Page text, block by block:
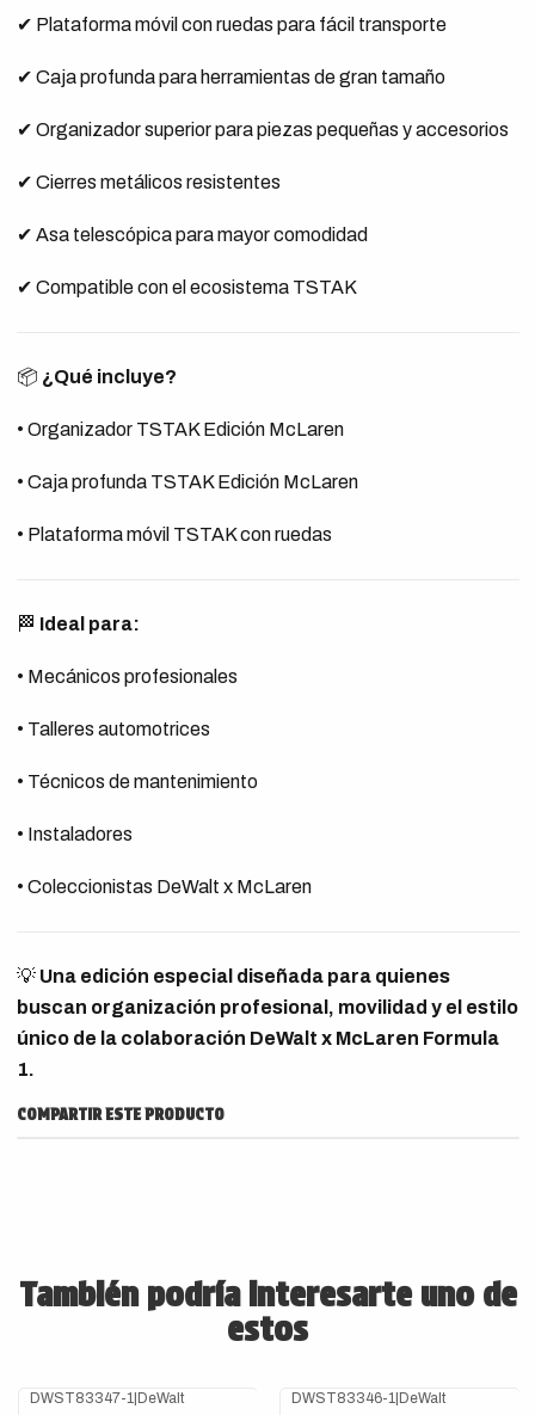
✔ Plataforma móvil con ruedas para fácil transporte
✔ Caja profunda para herramientas de gran tamaño
✔ Organizador superior para piezas pequeñas y accesorios
✔ Cierres metálicos resistentes
✔ Asa telescópica para mayor comodidad
✔ Compatible con el ecosistema TSTAK
📦 ¿Qué incluye?
• Organizador TSTAK Edición McLaren
• Caja profunda TSTAK Edición McLaren
• Plataforma móvil TSTAK con ruedas
🏁 Ideal para:
• Mecánicos profesionales
• Talleres automotrices
• Técnicos de mantenimiento
• Instaladores
• Coleccionistas DeWalt x McLaren
💡 Una edición especial diseñada para quienes
buscan organización profesional, movilidad y el estilo
único de la colaboración DeWalt x McLaren Formula
1.
COMPARTIR ESTE PRODUCTO
También podría interesarte uno de
estos
DWST83347-1 |DeWalt DWST83346-1 |DeWalt